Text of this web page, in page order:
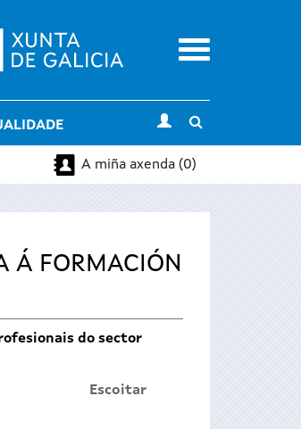
Menu
search
A miña axenda (0)
Á FORMACIÓN
do sector
Escoitar